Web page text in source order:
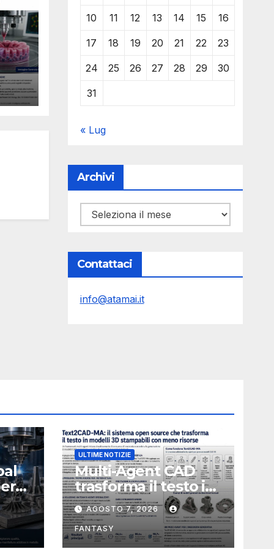
e
10 11 12 13 14 15 16
17 18 19 20 21 22 23
24 25 26 27 28 29 30
31
« Lug
Archivi
Archivi
Contattaci
info@atamai.it
ULTIME NOTIZIE
Multi-Agent CAD
trasforma il testo in
CAD usando 116
volte meno token
AGOSTO 7, 2026
FANTASY